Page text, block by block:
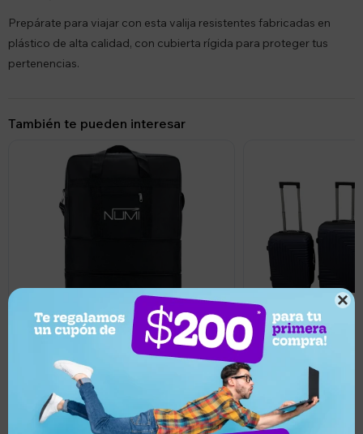

Prepárate para viajar con esta valija resistentes fabricadas en
plástico de alta calidad, con cubierta rígida para proteger tus
pertenencias.
También te pueden interesar
UYU941
Bolso de Tela Gigante con 5 Ruedas
UYU
UYU3.329
Set de 3 Valijas de